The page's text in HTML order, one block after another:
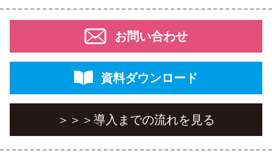
＞＞＞ 導入までの流れを見る
お問い合わせ
資料ダウンロード